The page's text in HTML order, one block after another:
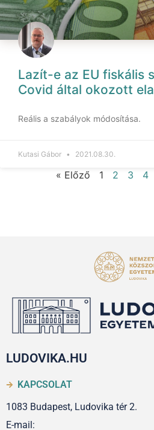
Lazít-e az EU fiskális
Covid által okozott
Reális a szabályok módosítása.
Kutasi Gábor 2021.08.30.
« Előző 1 2 3 4
LUDOVIKA.HU
KAPCSOLAT
1083 Budapest, Ludovika tér 2.
E-mail: